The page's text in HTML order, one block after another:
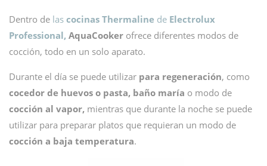
Dentro de las cocinas Thermaline de Electrolux
Professional, AquaCooker ofrece diferentes modos de
cocción, todo en un solo aparato.
Durante el día se puede utilizar para regeneración, como
cocedor de huevos o pasta, baño maría o modo de
cocción al vapor, mientras que durante la noche se puede
utilizar para preparar platos que requieran un modo de
cocción a baja temperatura.